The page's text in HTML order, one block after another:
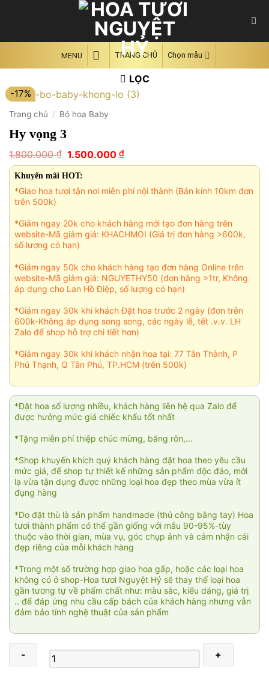
MENU TRANG CHỦ Chọn mẫu
LỌC
-17%
Trang chủ / Bó hoa Baby
Hy vọng 3
1.800.000₫ Giá
gốc
là:
1.800.000 ₫.
1.500.000 ₫Giá
hiện
1.500.000 ₫.
Khuyến mãi HOT:
*Giao hoa tươi tận nơi miễn phí nội thành (Bán kính 10km đơn
trên 500k)
*Giảm ngay 20k cho khách hàng mới tạo đơn hàng trên
website-Mã giảm giá: KHACHMOI (Giá trị đơn hàng >600k,
số lượng có hạn)
*Giảm ngay 50k cho khách hàng tạo đơn hàng Online trên
website-Mã giảm giá: NGUYETHY50 (đơn hàng >1tr, Không
áp dụng cho Lan Hồ Điệp, số lượng có hạn)
*Giảm ngay 30k khi khách Đặt hoa trước 2 ngày (đơn trên
600k-Không áp dụng song song, các ngày lễ, tết .v.v. LH
Zalo để shop hỗ trợ chi tiết hơn)
*Giảm ngay 30k khi khách nhận hoa tại: 77 Tân Thành, P
Phú Thạnh, Q Tân Phú, TP.HCM (trên 500k)
*Đặt hoa số lượng nhiều, khách hàng liên hệ qua Zalo để
được hưởng mức giá chiếc khấu tốt nhất
*Tặng miễn phí thiệp chúc mừng, băng rôn,...
*Shop khuyến khích quý khách hàng đặt hoa theo yêu cầu
mức giá, để shop tự thiết kế những sản phẩm độc đáo, mới
lạ vừa tận dụng được những loại hoa đẹp theo mùa vừa ít
đụng hàng
*Do đặt thù là sản phẩm handmade (thủ công bằng tay) Hoa
tươi thành phẩm có thể gần giống với mẫu 90-95%-tùy
thuộc vào thời gian, mùa vụ, góc chụp ảnh và cảm nhận cái
đẹp riêng của mỗi khách hàng
*Trong một số trường hợp giao hoa gấp, hoặc các loại hoa
không có ở shop-Hoa tươi Nguyệt Hỷ sẽ thay thế loại hoa
gần tương tự về phẩm chất như: màu sắc, kiểu dáng, giá trị
.. để đáp ứng nhu cầu cấp bách của khách hàng nhưng vẫn
đảm bảo tính nghệ thuật của sản phẩm